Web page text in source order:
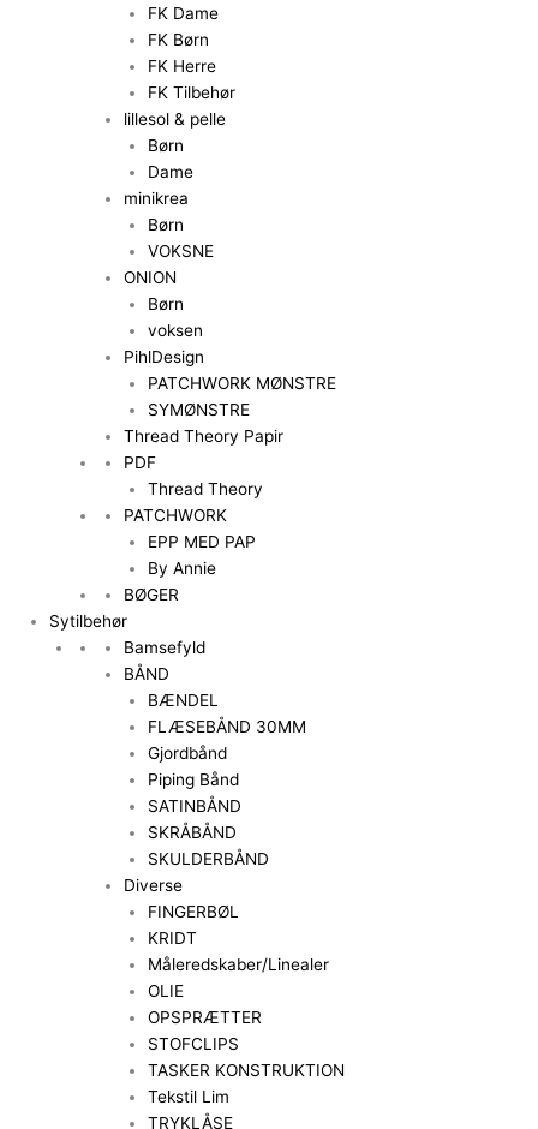
FK Dame
FK Børn
FK Herre
FK Tilbehør
lillesol & pelle
Børn
Dame
minikrea
Børn
VOKSNE
ONION
Børn
voksen
PihlDesign
PATCHWORK MØNSTRE
SYMØNSTRE
Thread Theory Papir
PDF
Thread Theory
PATCHWORK
EPP MED PAP
By Annie
BØGER
Sytilbehør
Bamsefyld
BÅND
BÆNDEL
FLÆSEBÅND 30MM
Gjordbånd
Piping Bånd
SATINBÅND
SKRÅBÅND
SKULDERBÅND
Diverse
FINGERBØL
KRIDT
Måleredskaber/Linealer
OLIE
OPSPRÆTTER
STOFCLIPS
TASKER KONSTRUKTION
Tekstil Lim
TRYKLÅSE